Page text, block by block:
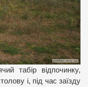
табір відпочинку,
і, під час заїзду